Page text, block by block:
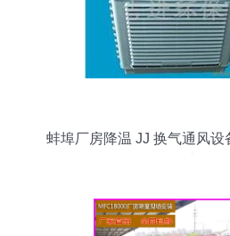
蚌埠厂房降温 JJ 换气通风设